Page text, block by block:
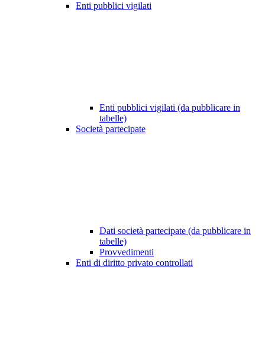
Enti pubblici vigilati
Enti pubblici vigilati (da pubblicare in
tabelle)
Società partecipate
Dati società partecipate (da pubblicare in
tabelle)
Provvedimenti
Enti di diritto privato controllati